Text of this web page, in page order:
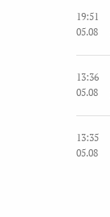
19:51
05.08
13:36
05.08
13:35
05.08